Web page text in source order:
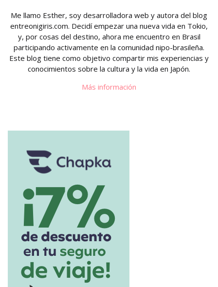
Me llamo Esther, soy desarrolladora web y autora del blog
entreonigiris.com. Decidí empezar una nueva vida en Tokio,
y, por cosas del destino, ahora me encuentro en Brasil
participando activamente en la comunidad nipo-brasileña.
Este blog tiene como objetivo compartir mis experiencias y
conocimientos sobre la cultura y la vida en Japón.
Más información